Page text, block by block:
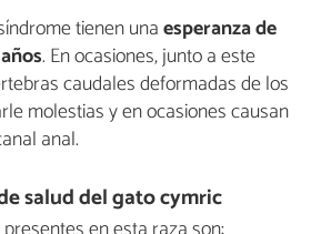
tienen unaesperanza de
. En ocasiones, junto a este
caudales deformadas de los
molestias y en ocasiones causan
anal.
salud del gato cymric